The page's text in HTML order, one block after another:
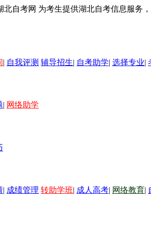
自考网 为考生提供湖北自考信息服务
| 自我评测 辅导招生| 自考助学| 选择专业|
| 网络助学
| 成绩管理 转助学班| 成人高考| 网络教育|